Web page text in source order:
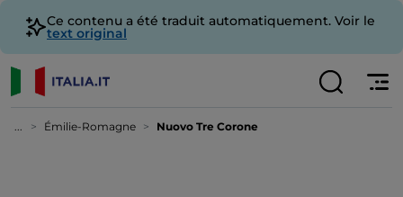
Ce contenu a été traduit automatiquement. Voir le
text original
... Émilie-Romagne Nuovo Tre Corone